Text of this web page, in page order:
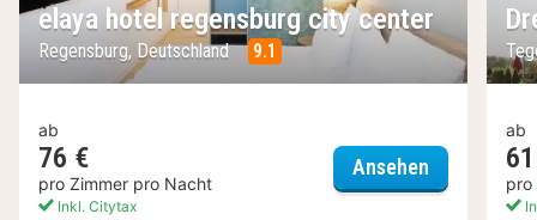
elaya hotel regensburg city center
Regensburg, Deutschland 9.1
ab
76 €
pro Zimmer pro Nacht
Inkl. Citytax
Ansehen elaya
ab
pro